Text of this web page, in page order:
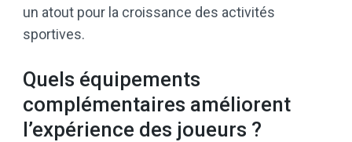
un atout pour la croissance des activités
sportives.
Quels équipements
complémentaires améliorent
l’expérience des joueurs ?